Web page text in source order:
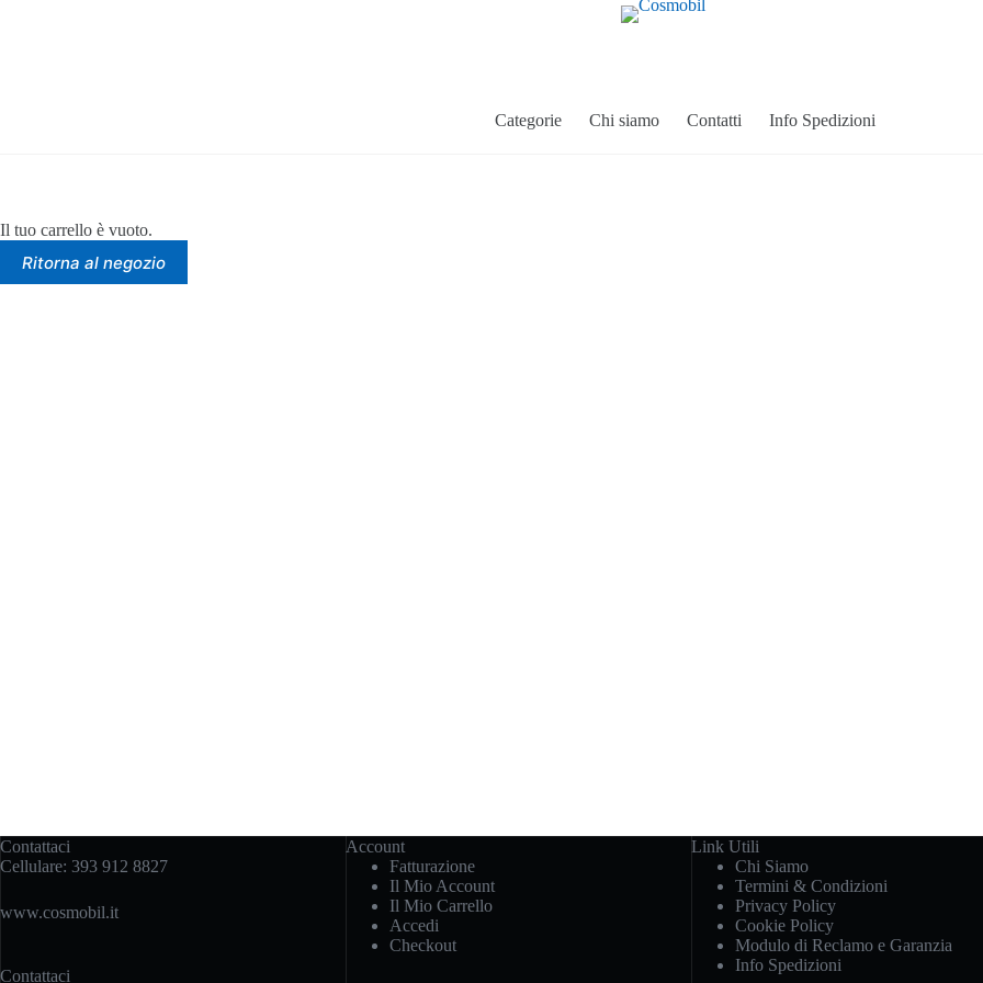
Categorie Chi siamo Contatti Info Spedizioni
Il tuo carrello è vuoto.
Ritorna al negozio
Contattaci
Cellulare: 393 912 8827
www.cosmobil.it
Contattaci
Account
Fatturazione
Il Mio Account
Il Mio Carrello
Accedi
Checkout
Link Utili
Chi Siamo
Termini & Condizioni
Privacy Policy
Cookie Policy
Modulo di Reclamo e Garanzia
Info Spedizioni